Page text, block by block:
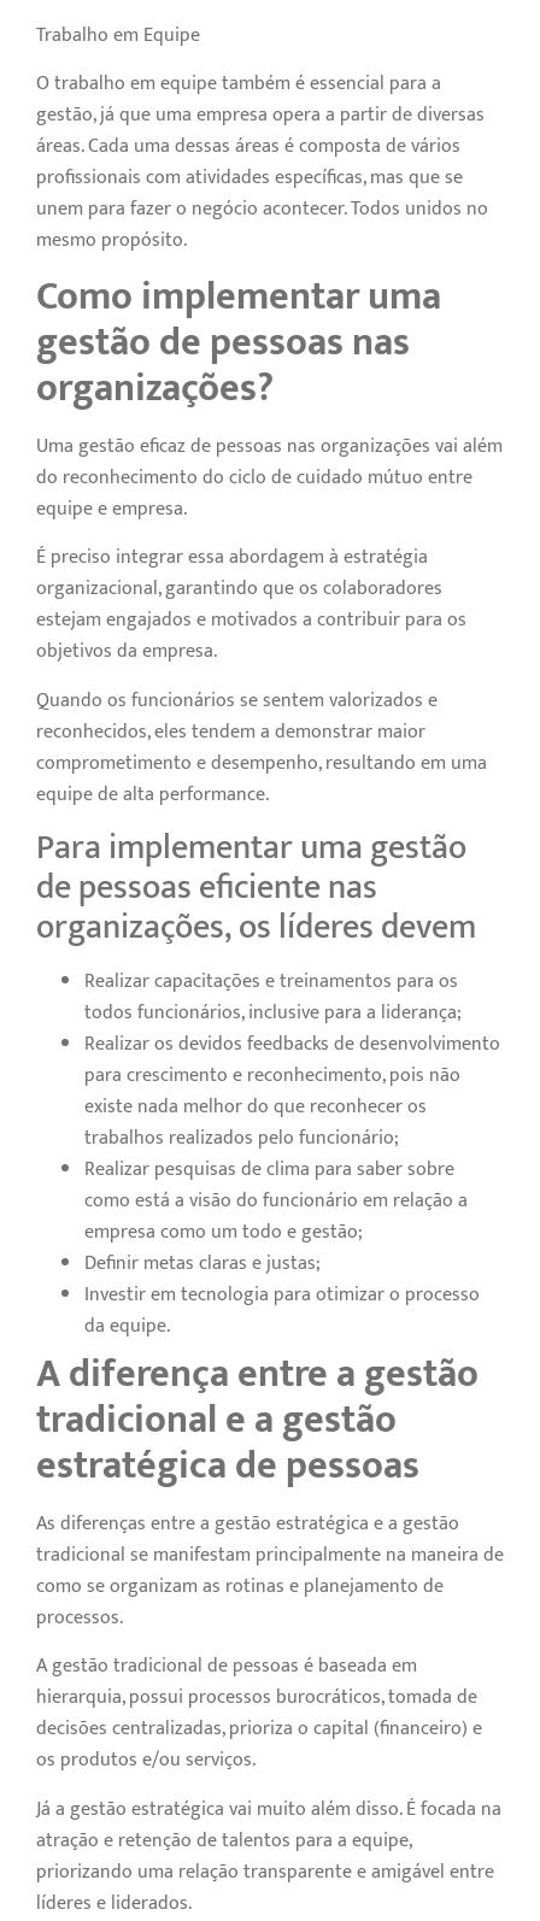
Trabalho em Equipe
O trabalho em equipe também é essencial para a
gestão, já que uma empresa opera a partir de diversas
áreas. Cada uma dessas áreas é composta de vários
profissionais com atividades específicas, mas que se
unem para fazer o negócio acontecer. Todos unidos no
mesmo propósito.
Como implementar uma
gestão de pessoas nas
organizações?
Uma gestão eficaz de pessoas nas organizações vai além
do reconhecimento do ciclo de cuidado mútuo entre
equipe e empresa.
É preciso integrar essa abordagem à estratégia
organizacional, garantindo que os colaboradores
estejam engajados e motivados a contribuir para os
objetivos da empresa.
Quando os funcionários se sentem valorizados e
reconhecidos, eles tendem a demonstrar maior
comprometimento e desempenho, resultando em uma
equipe de alta performance.
Para implementar uma gestão
de pessoas eficiente nas
organizações, os líderes devem
Realizar capacitações e treinamentos para os
todos funcionários, inclusive para a liderança;
Realizar os devidos feedbacks de desenvolvimento
para crescimento e reconhecimento, pois não
existe nada melhor do que reconhecer os
trabalhos realizados pelo funcionário;
Realizar pesquisas de clima para saber sobre
como está a visão do funcionário em relação a
empresa como um todo e gestão;
Definir metas claras e justas;
Investir em tecnologia para otimizar o processo
da equipe.
A diferença entre a gestão
tradicional e a gestão
estratégica de pessoas
As diferenças entre a gestão estratégica e a gestão
tradicional se manifestam principalmente na maneira de
como se organizam as rotinas e planejamento de
processos.
A gestão tradicional de pessoas é baseada em
hierarquia, possui processos burocráticos, tomada de
decisões centralizadas, prioriza o capital (financeiro) e
os produtos e/ou serviços.
Já a gestão estratégica vai muito além disso. É focada na
atração e retenção de talentos para a equipe,
priorizando uma relação transparente e amigável entre
líderes e liderados.